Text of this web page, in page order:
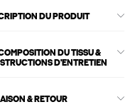
DU PRODUIT
DU TISSU &
D'ENTRETIEN
& RETOUR